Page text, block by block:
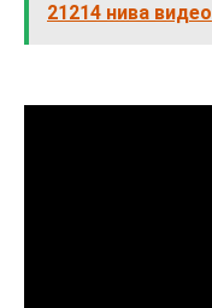
21214 нива видео